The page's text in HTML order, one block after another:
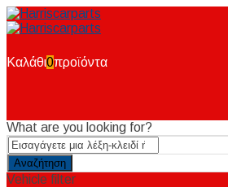
Καλάθι0προϊόντα
What are you looking for?
Vehicle filter